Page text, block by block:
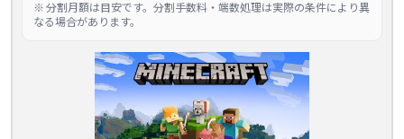
※ 分割月額は目安です。分割手数料・端数処理は実際の条件により異
なる場合があります。